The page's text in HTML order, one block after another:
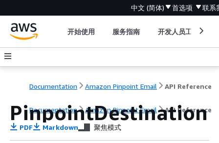
中文 (简体) 首选项 联系
开始使用 服务指南 开发人员工具
Documentation Amazon Pinpoint Email API Reference
Documentation Amazon Pinpoint Email API Reference
PinpointDestination
PDF Markdown 聚焦模式